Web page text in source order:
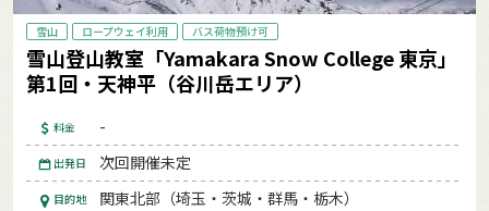
雪山 ロープウェイ利用 バス荷物預け可
雪山登山教室「Yamakara Snow College 東京」
第1回・天神平（谷川岳エリア）
料金 -
出発日 次回開催未定
目的地 関東北部（埼玉・茨城・群馬・栃木）